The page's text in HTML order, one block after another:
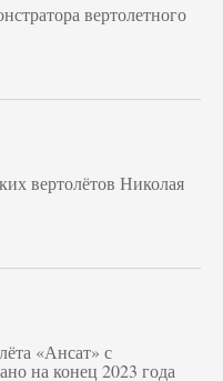
вертолетного
вертолётов Николая
«Ансат» с
на конец 2023 года